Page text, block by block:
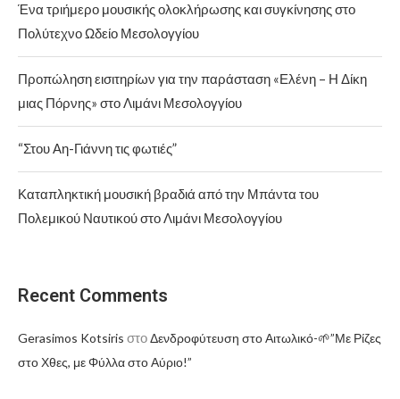
Ένα τριήμερο μουσικής ολοκλήρωσης και συγκίνησης στο
Πολύτεχνο Ωδείο Μεσολογγίου
Προπώληση εισιτηρίων για την παράσταση «Ελένη – Η Δίκη
μιας Πόρνης» στο Λιμάνι Μεσολογγίου
“Στου Αη-Γιάννη τις φωτιές”
Καταπληκτική μουσική βραδιά από την Μπάντα του
Πολεμικού Ναυτικού στο Λιμάνι Μεσολογγίου
Recent Comments
Gerasimos Kotsiris στοΔενδροφύτευση στο Αιτωλικό-🌱”Με Ρίζες
στο Χθες, με Φύλλα στο Αύριο!”